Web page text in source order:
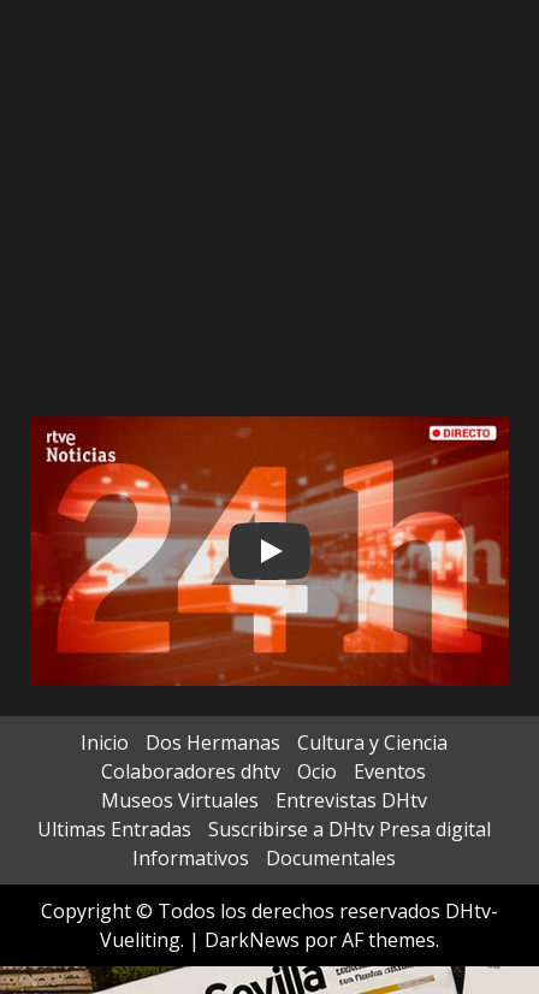
Play
Inicio Dos Hermanas
Cultura y Ciencia
Colaboradores dhtv
Ocio
Eventos
Museos Virtuales
Entrevistas DHtv
Ultimas Entradas
Suscribirse a DHtv Presa digital
Informativos
Documentales
Copyright © Todos los derechos reservados DHtv-
Vueliting. | DarkNews por AF themes.